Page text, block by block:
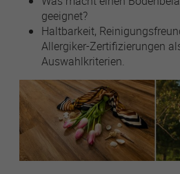
Name lastExternalReferrer
Anbieter Meta Platforms
Laufzeit 1 Jahr
Zweck
Detects how the
registering their last
geeignet?
Haltbarkeit,
Allergiker-Zertifizierungen
Auswahlkriterien.